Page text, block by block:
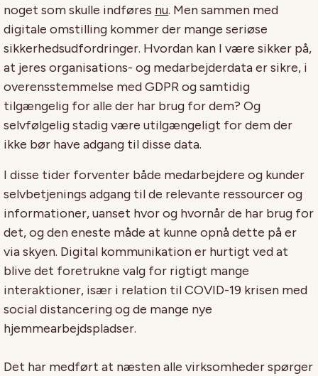
noget som skulle indføres nu. Men sammen med
digitale omstilling kommer der mange seriøse
sikkerhedsudfordringer. Hvordan kan I være sikker på,
at jeres organisations- og medarbejderdata er sikre, i
overensstemmelse med GDPR og samtidig
tilgængelig for alle der har brug for dem? Og
selvfølgelig stadig være utilgængeligt for dem der
ikke bør have adgang til disse data.
I disse tider forventer både medarbejdere og kunder
selvbetjenings adgang til de relevante ressourcer og
informationer, uanset hvor og hvornår de har brug for
det, og den eneste måde at kunne opnå dette på er
via skyen. Digital kommunikation er hurtigt ved at
blive det foretrukne valg for rigtigt mange
interaktioner, især i relation til COVID-19 krisen med
social distancering og de mange nye
hjemmearbejdspladser.
Det har medført at næsten alle virksomheder spørger